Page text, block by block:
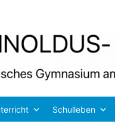
Schulleben